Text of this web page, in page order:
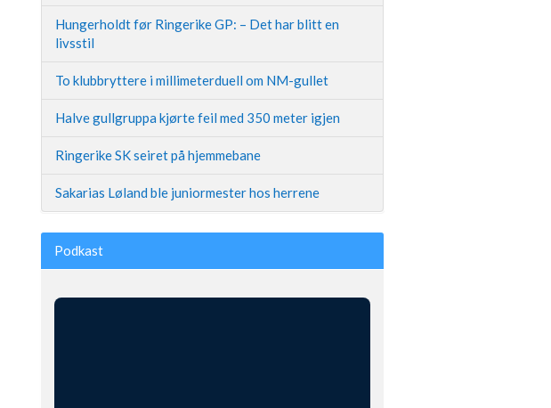
Hungerholdt før Ringerike GP: – Det har blitt en
livsstil
To klubbryttere i millimeterduell om NM-gullet
Halve gullgruppa kjørte feil med 350 meter igjen
Ringerike SK seiret på hjemmebane
Sakarias Løland ble juniormester hos herrene
Podkast